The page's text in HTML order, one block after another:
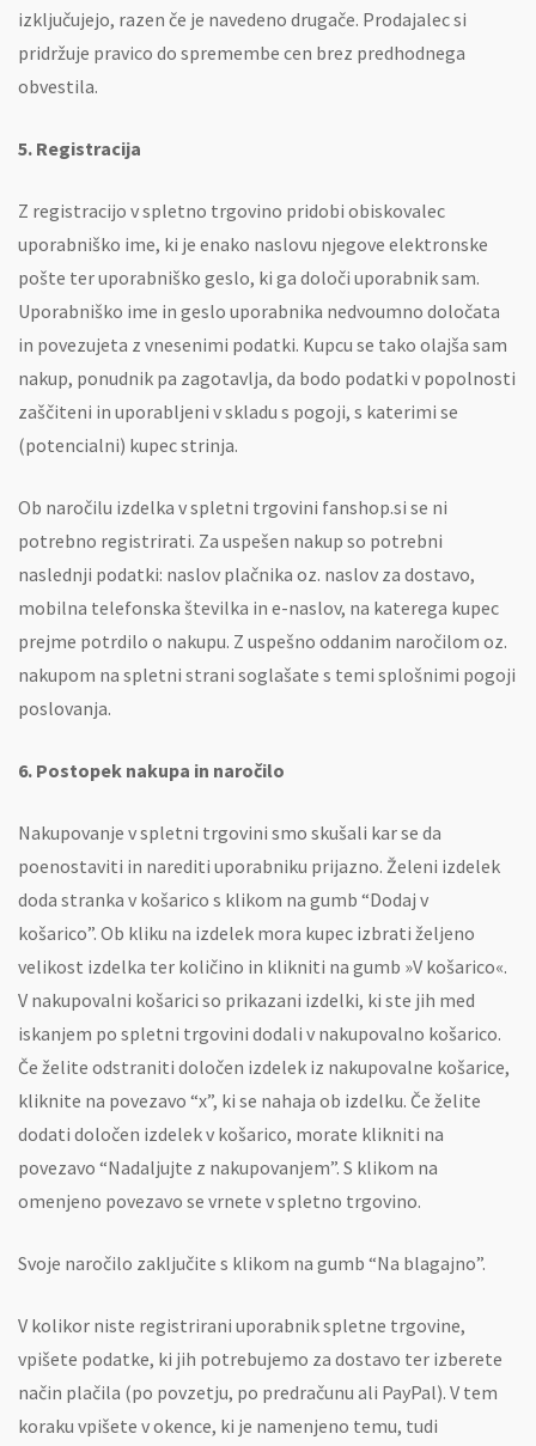
izključujejo, razen če je navedeno drugače. Prodajalec si
pridržuje pravico do spremembe cen brez predhodnega
obvestila.
5. Registracija
Z registracijo v spletno trgovino pridobi obiskovalec
uporabniško ime, ki je enako naslovu njegove elektronske
pošte ter uporabniško geslo, ki ga določi uporabnik sam.
Uporabniško ime in geslo uporabnika nedvoumno določata
in povezujeta z vnesenimi podatki. Kupcu se tako olajša sam
nakup, ponudnik pa zagotavlja, da bodo podatki v popolnosti
zaščiteni in uporabljeni v skladu s pogoji, s katerimi se
(potencialni) kupec strinja.
Ob naročilu izdelka v spletni trgovini fanshop.si se ni
potrebno registrirati. Za uspešen nakup so potrebni
naslednji podatki: naslov plačnika oz. naslov za dostavo,
mobilna telefonska številka in e-naslov, na katerega kupec
prejme potrdilo o nakupu. Z uspešno oddanim naročilom oz.
nakupom na spletni strani soglašate s temi splošnimi pogoji
poslovanja.
6. Postopek nakupa in naročilo
Nakupovanje v spletni trgovini smo skušali kar se da
poenostaviti in narediti uporabniku prijazno. Želeni izdelek
doda stranka v košarico s klikom na gumb “Dodaj v
košarico”. Ob kliku na izdelek mora kupec izbrati željeno
velikost izdelka ter količino in klikniti na gumb »V košarico«.
V nakupovalni košarici so prikazani izdelki, ki ste jih med
iskanjem po spletni trgovini dodali v nakupovalno košarico.
Če želite odstraniti določen izdelek iz nakupovalne košarice,
kliknite na povezavo “x”, ki se nahaja ob izdelku. Če želite
dodati določen izdelek v košarico, morate klikniti na
povezavo “Nadaljujte z nakupovanjem”. S klikom na
omenjeno povezavo se vrnete v spletno trgovino.
Svoje naročilo zaključite s klikom na gumb “Na blagajno”.
V kolikor niste registrirani uporabnik spletne trgovine,
vpišete podatke, ki jih potrebujemo za dostavo ter izberete
način plačila (po povzetju, po predračunu ali PayPal). V tem
koraku vpišete v okence, ki je namenjeno temu, tudi